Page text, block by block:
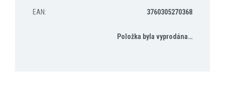
EAN: 3760305270368
Položka byla vyprodána…